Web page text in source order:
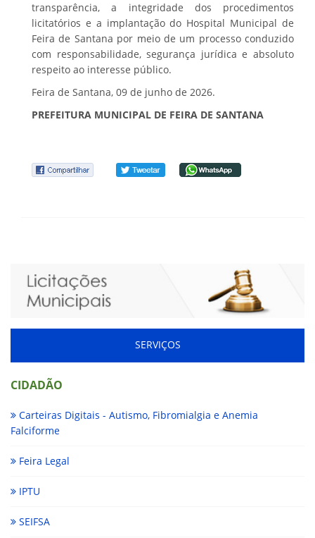
transparência, a integridade dos procedimentos
licitatórios e a implantação do Hospital Municipal de
Feira de Santana por meio de um processo conduzido
com responsabilidade, segurança jurídica e absoluto
respeito ao interesse público.
Feira de Santana, 09 de junho de 2026.
PREFEITURA MUNICIPAL DE FEIRA DE SANTANA
SERVIÇOS
CIDADÃO
Carteiras Digitais - Autismo, Fibromialgia e Anemia
Falciforme
Feira Legal
IPTU
SEIFSA